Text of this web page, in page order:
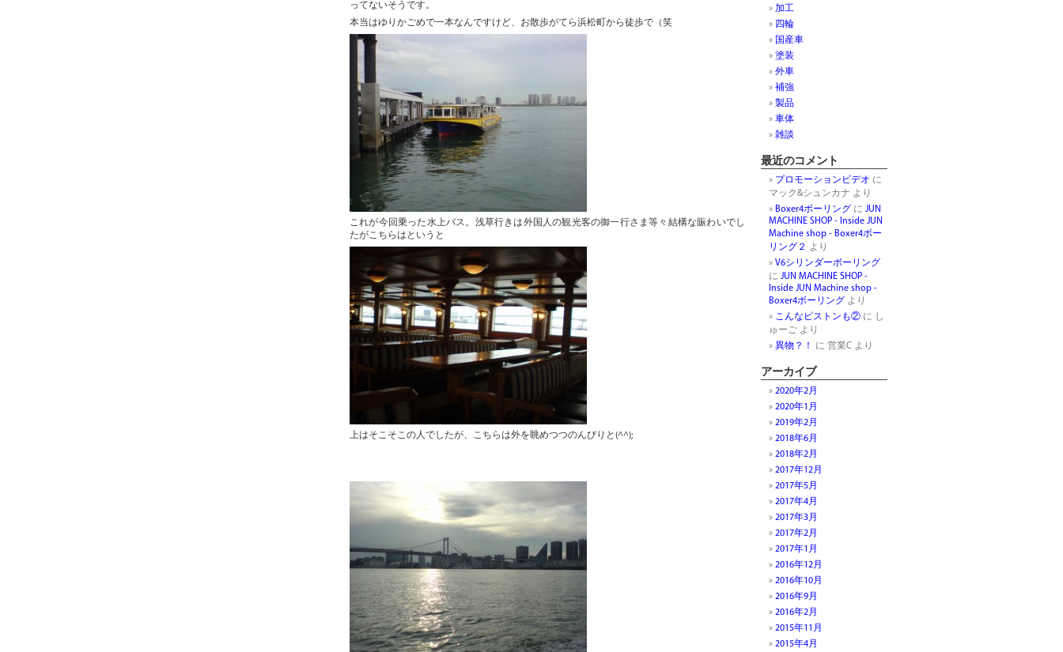
ってないそうです。
本当はゆりかごめで一本なんですけど、お散歩がてら浜松町から徒歩で（笑
これが今回乗った水上バス。浅草行きは外国人の観光客の御一行さま等々結構な賑わいでし
たがこちらはというと
上はそこそこの人でしたが、こちらは外を眺めつつのんびりと(^^);
加工
四輪
国産車
塗装
外車
補強
製品
車体
雑談
最近のコメント
プロモーションビデオ に
マック&シュンカナ より
Boxer4ボーリング に JUN
MACHINE SHOP - Inside JUN
Machine shop - Boxer4ボー
リング２ より
V6シリンダーボーリング
に JUN MACHINE SHOP -
Inside JUN Machine shop -
Boxer4ボーリング より
こんなピストンも② に し
ゅーご より
異物？！
に 営業C より
アーカイブ
2020年2月
2020年1月
2019年2月
2018年6月
2018年2月
2017年12月
2017年5月
2017年4月
2017年3月
2017年2月
2017年1月
2016年12月
2016年10月
2016年9月
2016年2月
2015年11月
2015年4月